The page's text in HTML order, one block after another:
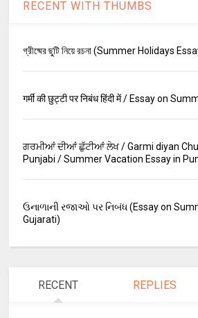
RECENT WITH THUMBS
গ্রীষ্মের ছুটি নিয়ে রচনা (Summer Holidays
गर्मी की छुट्टी पर निबंध हिंदी में / Essay on
ਗਰਮੀਆਂ ਦੀਆਂ ਛੁੱਟੀਆਂ ਲੇਖ / Garmi diyan
Punjabi / Summer Vacation Essay in
ઉનાળાની રજાઓ પર નિબંધ (Essay on
Gujarati)
RECENT REPLIES